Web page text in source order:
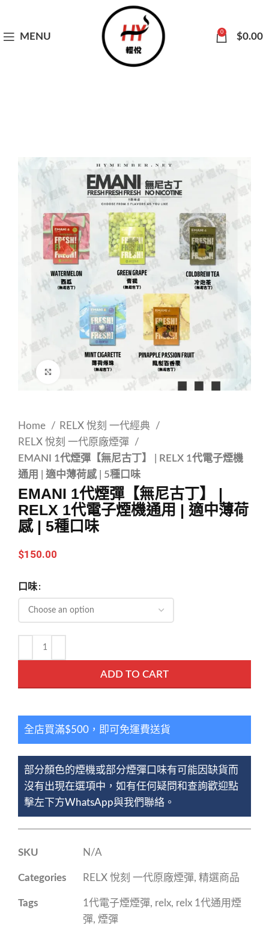
MENU 0 $0.00
Click to enlarge
Home
RELX 悅刻 一代經典
RELX 悅刻 一代原廠煙彈
EMANI 1代煙彈【無尼古丁】 | RELX 1代電子煙機
通用 | 適中薄荷感 | 5種口味
EMANI 1代煙彈【無尼古丁】 |
RELX 1代電子煙機通用 | 適中薄荷
感 | 5種口味
$150.00
口味
ADD TO CART
全店買滿$500，即可免運費送貨
部分顏色的煙機或部分煙彈口味有可能因缺貨而
沒有出現在選項中，如有任何疑問和查詢歡迎點
擊左下方WhatsApp與我們聯絡。
SKU N/A
Categories RELX 悅刻 一代原廠煙彈, 精選商品
Tags 1代電子煙煙彈, relx, relx 1代通用煙
彈, 煙彈